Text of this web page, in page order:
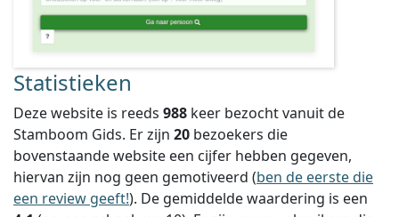
Statistieken
Deze website is reeds 988 keer bezocht vanuit de
Stamboom Gids. Er zijn 20 bezoekers die
bovenstaande website een cijfer hebben gegeven,
hiervan zijn nog geen gemotiveerd (ben de eerste die
een review geeft!). De gemiddelde waardering is een